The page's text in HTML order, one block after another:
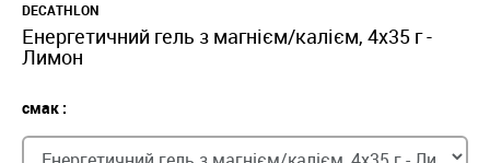
DECATHLON
Енергетичний гель з магнієм/калієм, 4x35 г -
Лимон
смак :